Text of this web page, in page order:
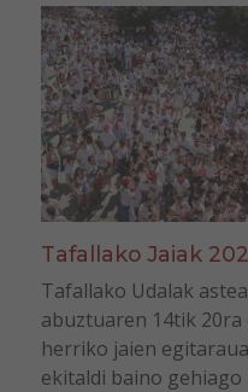
Tafallako Jaiak
Tafallako Udalak
abuztuaren 14tik
herriko jaien
ekitaldi baino gehiago